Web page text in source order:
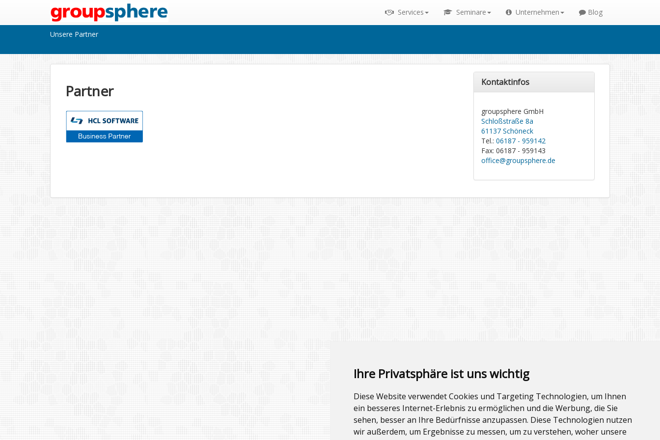
Ihre Privatsphäre ist uns wichtig
Diese Website verwendet Cookies und Targeting Technologien, um Ihnen
ein besseres Internet-Erlebnis zu ermöglichen und die Werbung, die Sie
sehen, besser an Ihre Bedürfnisse anzupassen. Diese Technologien nutzen
wir außerdem, um Ergebnisse zu messen, um zu verstehen, woher unsere
Services Seminare Unternehmen Blog
Unsere Partner
Partner Kontaktinfos
groupsphere GmbH
Schloßstraße 8a
61137 Schöneck
Tel.: 06187 - 959142
Fax: 06187 - 959143
office@groupsphere.de